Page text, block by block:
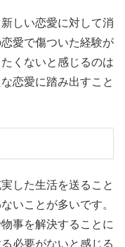
しい恋愛に対して消
愛で傷ついた経験が
くないと感じるのは
恋愛に踏み出すこと
した生活を送ること
いことが多いです。
事を解決することに
必要がないと感じる